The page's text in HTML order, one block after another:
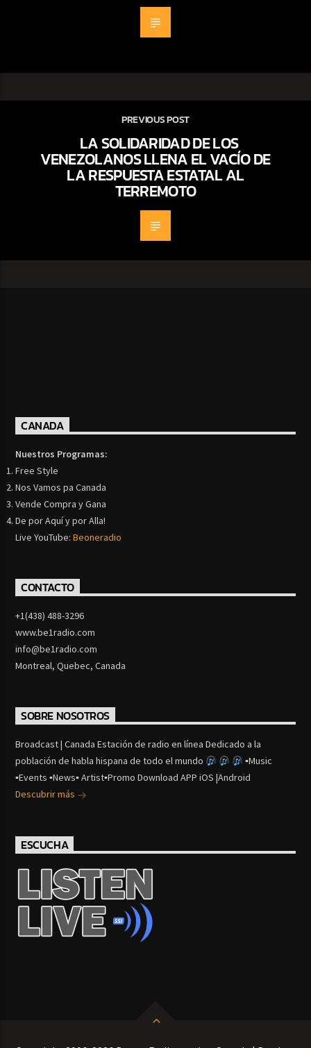
PREVIOUS POST
LA SOLIDARIDAD DE LOS
VENEZOLANOS LLENA EL VACÍO DE
LA RESPUESTA ESTATAL AL
TERREMOTO
CANADA
Nuestros Programas:
Free Style
Nos Vamos pa Canada
Vende Compra y Gana
De por Aquí y por Alla!
Live YouTube:Beoneradio
CONTACTO
+1(438) 488-3296
www.be1radio.com
info@be1radio.com
Montreal, Quebec, Canada
SOBRE NOSOTROS
Broadcast | Canada Estación de radio en línea Dedicado a la
población de habla hispana de todo el mundo
▪Music
▪Events ▪News▪ Artist▪Promo Download APP iOS |Android
Descubrir más
ESCUCHA